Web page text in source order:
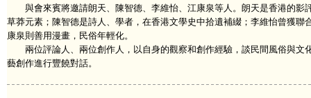
與會來賓將邀請朗天、陳智德、李維怡、江康泉等人。朗天是香港的影
草莽元素；陳智德是詩人、學者，在香港文學史中拾遺補綴；李維怡曾獲
康泉則善用漫畫，民俗年輕化。
兩位評論人、兩位創作人，以自身的觀察和創作經驗，談民間風俗與文
藝創作進行豐饒對話。